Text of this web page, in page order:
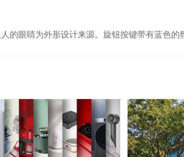
眼睛为外形设计来源。旋钮按键带有蓝色的
蛇么都好 | 卓一经典案例一
2025-01-03 17:10:10
公司动态 |